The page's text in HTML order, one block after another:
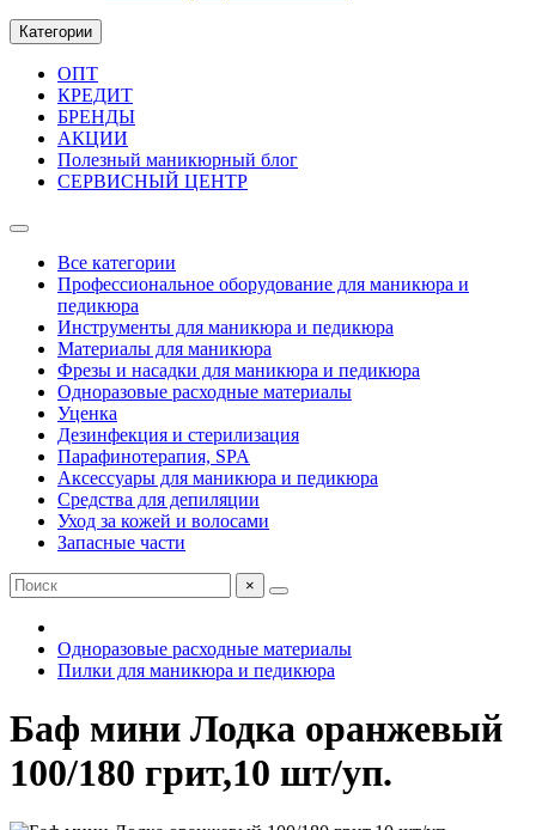
Категории
ОПТ
КРЕДИТ
БРЕНДЫ
АКЦИИ
Полезный маникюрный блог
СЕРВИСНЫЙ ЦЕНТР
Все категории
Профессиональное оборудование для маникюра и
педикюра
Инструменты для маникюра и педикюра
Материалы для маникюра
Фрезы и насадки для маникюра и педикюра
Одноразовые расходные материалы
Уценка
Дезинфекция и стерилизация
Парафинотерапия, SPA
Аксессуары для маникюра и педикюра
Средства для депиляции
Уход за кожей и волосами
Запасные части
×
Одноразовые расходные материалы
Пилки для маникюра и педикюра
Баф мини Лодка оранжевый
100/180 грит,10 шт/уп.